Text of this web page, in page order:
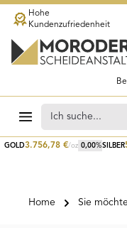
Zum Hauptinhalt
GOLD3.756,78 €/oz 0,00%SILBER
Hohe
Kundenzufriedenheit
Home Sie